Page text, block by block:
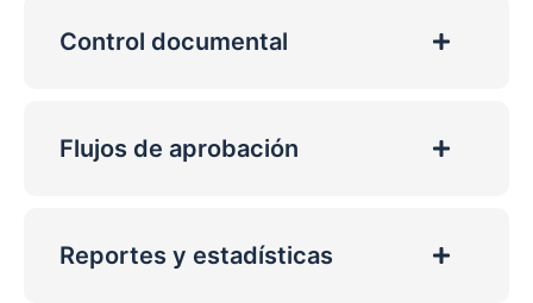
Control documental
Flujos de aprobación
Reportes y estadísticas